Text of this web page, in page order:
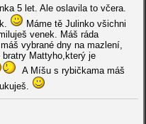
5 let. Ale oslavila to včera.
Máme tě Julinko všichni
venek. Máš ráda
vybrané dny na mazlení,
Mattyho,který je
A Míšu s rybičkama máš